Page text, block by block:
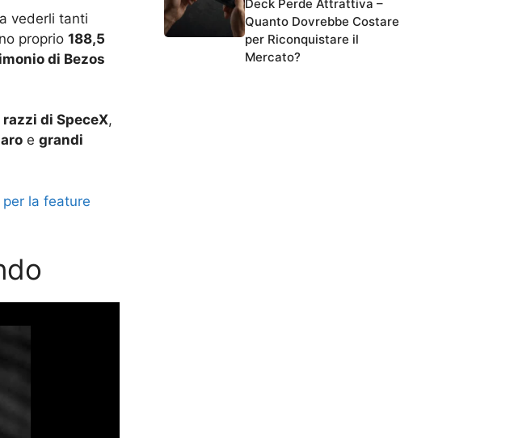
vederli tanti
proprio 188,5
di Bezos
razzi di SpeceX,
e grandi
la feature
Deck Perde Attrattiva –
Quanto Dovrebbe Costare
per Riconquistare il
Mercato?